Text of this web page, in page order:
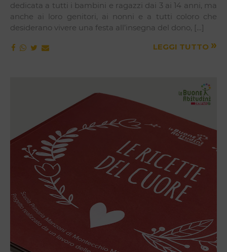
dedicata a tutti i bambini e ragazzi dai 3 ai 14 anni, ma
anche ai loro genitori, ai nonni e a tutti coloro che
desiderano vivere una festa all’insegna del dono, […]
LEGGI TUTTO »